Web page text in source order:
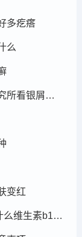
多疙瘩
么
南京皮肤病研究所银屑病 南京皮肤病研究所看银屑病哪个医生厉害
变红
银屑病缺乏什么维生素b12 银屑病缺乏什么维生素b12可以补充